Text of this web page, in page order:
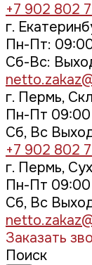
+7 902 802
г.
Пн-Пт:
Cб-Вс:
г. Пермь,
Пн-Пт 09:00
Сб, Вс
+7 902 802
г. Пермь,
Пн-Пт 09:00
Сб, Вс
Заказать
Поиск